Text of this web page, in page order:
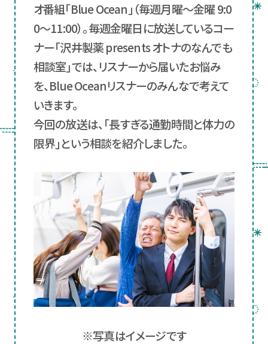
オ番組「Blue Ocean」（毎週月曜～金曜 9:0
0～11:00）。毎週金曜日に放送しているコー
ナー「沢井製薬 presents オトナのなんでも
相談室」では、リスナーから届いたお悩み
を、Blue Oceanリスナーのみんなで考えて
いきます。
今回の放送は、「長すぎる通勤時間と体力の
限界」という相談を紹介しました。
※写真はイメージです